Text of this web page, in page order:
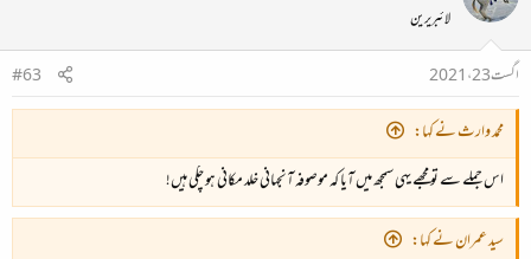
لائبریرین
اگست 23، 2021
#63
محمد وارث نے کہا:
اس جملے سے تو مجھے یہی سمجھ میں آیا کہ موصوفہ آنجہانی خلد مکانی ہو چکی ہیں!
سید عمران نے کہا: